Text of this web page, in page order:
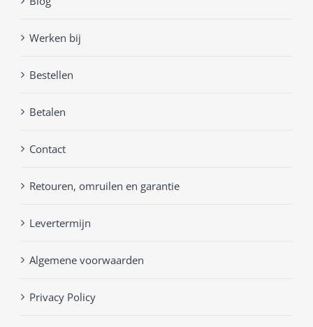
Werken bij
Bestellen
Betalen
Contact
Retouren, omruilen en garantie
Levertermijn
Algemene voorwaarden
Privacy Policy